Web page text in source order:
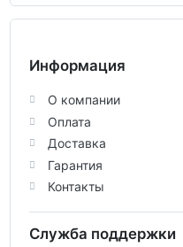
Информация
О компании
Оплата
Доставка
Гарантия
Контакты
Служба поддержки